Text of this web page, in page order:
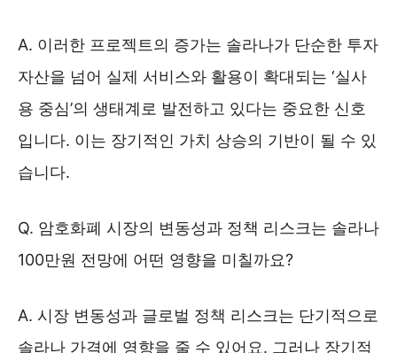
A. 이러한 프로젝트의 증가는 솔라나가 단순한 투자
자산을 넘어 실제 서비스와 활용이 확대되는 ‘실사
용 중심’의 생태계로 발전하고 있다는 중요한 신호
입니다. 이는 장기적인 가치 상승의 기반이 될 수 있
습니다.
Q. 암호화폐 시장의 변동성과 정책 리스크는 솔라나
100만원 전망에 어떤 영향을 미칠까요?
A. 시장 변동성과 글로벌 정책 리스크는 단기적으로
솔라나 가격에 영향을 줄 수 있어요. 그러나 장기적